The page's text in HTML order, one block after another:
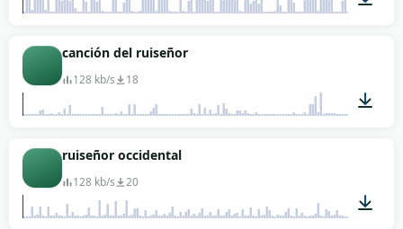
canción del ruiseñor
128 kb/s 18
ruiseñor occidental
128 kb/s 20